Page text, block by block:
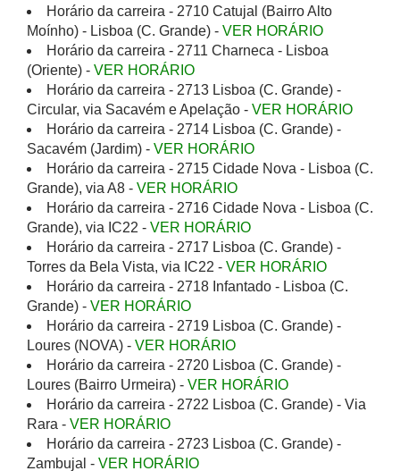
Horário da carreira - 2710 Catujal (Bairro Alto
Moínho) - Lisboa (C. Grande) - VER HORÁRIO
Horário da carreira - 2711 Charneca - Lisboa
(Oriente) - VER HORÁRIO
Horário da carreira - 2713 Lisboa (C. Grande) -
Circular, via Sacavém e Apelação - VER HORÁRIO
Horário da carreira - 2714 Lisboa (C. Grande) -
Sacavém (Jardim) - VER HORÁRIO
Horário da carreira - 2715 Cidade Nova - Lisboa (C.
Grande), via A8 - VER HORÁRIO
Horário da carreira - 2716 Cidade Nova - Lisboa (C.
Grande), via IC22 - VER HORÁRIO
Horário da carreira - 2717 Lisboa (C. Grande) -
Torres da Bela Vista, via IC22 - VER HORÁRIO
Horário da carreira - 2718 Infantado - Lisboa (C.
Grande) - VER HORÁRIO
Horário da carreira - 2719 Lisboa (C. Grande) -
Loures (NOVA) - VER HORÁRIO
Horário da carreira - 2720 Lisboa (C. Grande) -
Loures (Bairro Urmeira) - VER HORÁRIO
Horário da carreira - 2722 Lisboa (C. Grande) - Via
Rara - VER HORÁRIO
Horário da carreira - 2723 Lisboa (C. Grande) -
Zambujal - VER HORÁRIO